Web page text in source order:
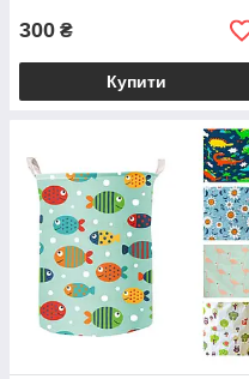
300 ₴
Купити